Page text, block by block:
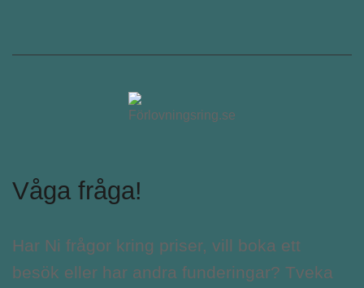
Våga fråga!
Har Ni frågor kring priser, vill boka ett
besök eller har andra funderingar? Tveka